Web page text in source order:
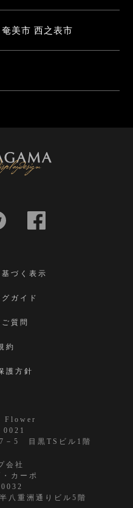
美市 西之表市
づく表示
ガイド
質問
約
護方針
Flower
0021
－5 目黒TSビル1階
会社
カーポ
八重洲通りビル5階